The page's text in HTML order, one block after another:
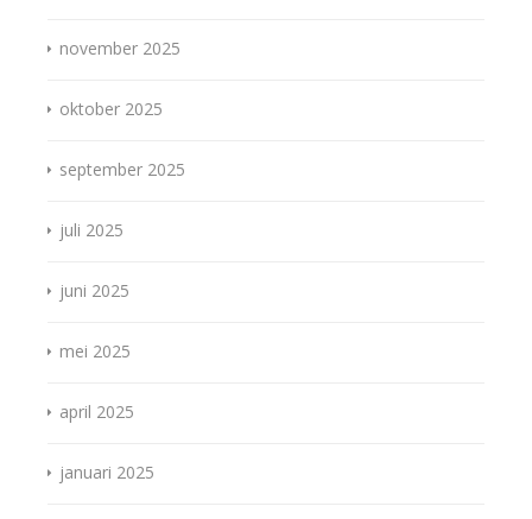
november 2025
oktober 2025
september 2025
juli 2025
juni 2025
mei 2025
april 2025
januari 2025